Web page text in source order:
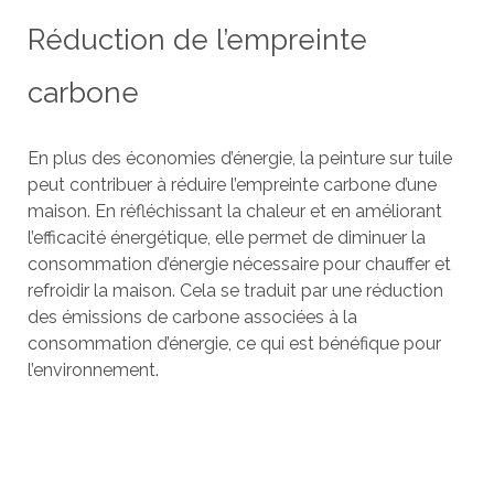
Réduction de l’empreinte
carbone
En plus des économies d’énergie, la peinture sur tuile
peut contribuer à réduire l’empreinte carbone d’une
maison. En réfléchissant la chaleur et en améliorant
l’efficacité énergétique, elle permet de diminuer la
consommation d’énergie nécessaire pour chauffer et
refroidir la maison. Cela se traduit par une réduction
des émissions de carbone associées à la
consommation d’énergie, ce qui est bénéfique pour
l’environnement.